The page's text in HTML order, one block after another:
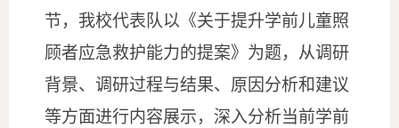
节，我校代表队以《关于提升学前儿童照
顾者应急救护能力的提案》为题，从调研
背景、调研过程与结果、原因分析和建议
等方面进行内容展示，深入分析当前学前